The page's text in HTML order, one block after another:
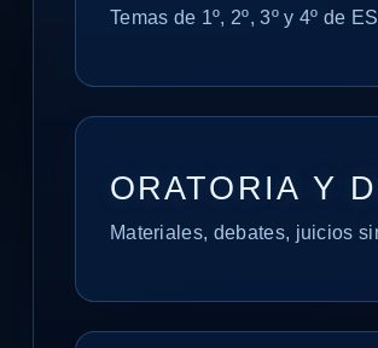
Temas de 1º, 2º, 3º y 4º de
ORATORIA Y
Materiales, debates, juicios